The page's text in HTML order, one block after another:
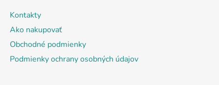
Kontakty
Ako nakupovať
Obchodné podmienky
Podmienky ochrany osobných údajov